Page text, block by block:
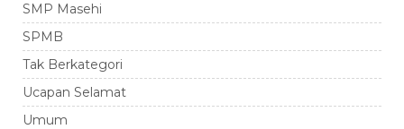
SMP Masehi
SPMB
Tak Berkategori
Ucapan Selamat
Umum